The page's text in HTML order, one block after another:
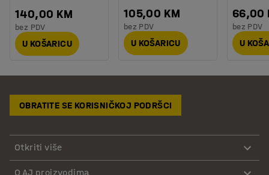
140,00 KM
bez PDV
U KOŠARICU
105,00 KM
bez PDV
U KOŠARICU
66,00
bez PDV
U
OBRATITE SE KORISNIČKOJ PODRŠCI
Otkriti više
O AJ proizvodima